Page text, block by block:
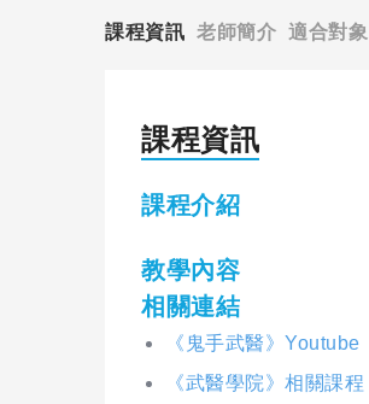
課程資訊 老師簡介 適合對象
課程資訊
課程介紹
教學內容
相關連結
《鬼手武醫》Youtube
《武醫學院》相關課程